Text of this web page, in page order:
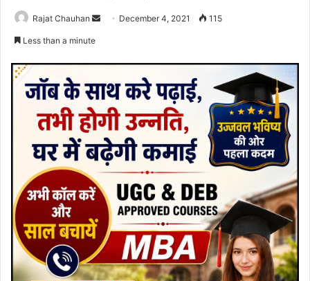
Rajat Chauhan
Send December 4, 2021 115
Less than a minute